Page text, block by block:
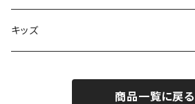
スウェット・パーカー
キッズ
商品一覧に戻る